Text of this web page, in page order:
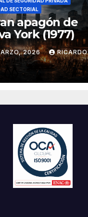
SECTORIAL
apagón de
York (1977)
2026 RICARDO